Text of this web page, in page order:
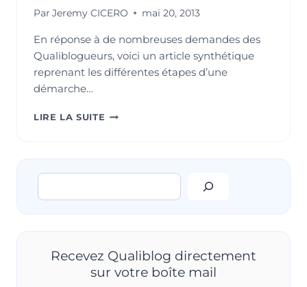
Par Jeremy CICERO mai 20, 2013
En réponse à de nombreuses demandes des
Qualiblogueurs, voici un article synthétique
reprenant les différentes étapes d’une
démarche…
LIRE LA SUITE CONDUISEZ
Rechercher
Recevez Qualiblog directement
sur votre boîte mail